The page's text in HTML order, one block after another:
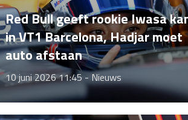
Red Bull geeft rookie Iwasa
in VT1 Barcelona, Hadjar moet
auto afstaan
10 juni 2026 11:45 -Nieuws